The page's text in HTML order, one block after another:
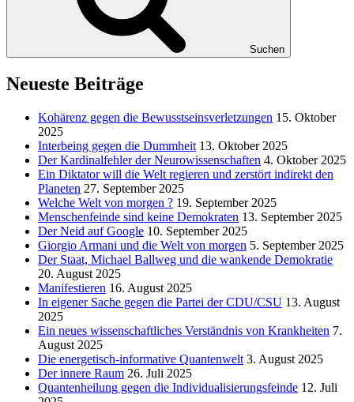
Suchen
Neueste Beiträge
Kohärenz gegen die Bewusstseinsverletzungen 15. Oktober
2025
Interbeing gegen die Dummheit 13. Oktober 2025
Der Kardinalfehler der Neurowissenschaften 4. Oktober 2025
Ein Diktator will die Welt regieren und zerstört indirekt den
Planeten 27. September 2025
Welche Welt von morgen ? 19. September 2025
Menschenfeinde sind keine Demokraten 13. September 2025
Der Neid auf Google 10. September 2025
Giorgio Armani und die Welt von morgen 5. September 2025
Der Staat, Michael Ballweg und die wankende Demokratie
20. August 2025
Manifestieren 16. August 2025
In eigener Sache gegen die Partei der CDU/CSU 13. August
2025
Ein neues wissenschaftliches Verständnis von Krankheiten 7.
August 2025
Die energetisch-informative Quantenwelt 3. August 2025
Der innere Raum 26. Juli 2025
Quantenheilung gegen die Individualisierungsfeinde 12. Juli